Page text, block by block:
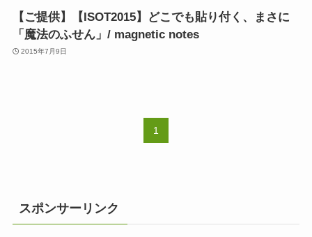
【ご提供】【ISOT2015】どこでも貼り付く、まさに
「魔法のふせん」/ magnetic notes
2015年7月9日
1
スポンサーリンク